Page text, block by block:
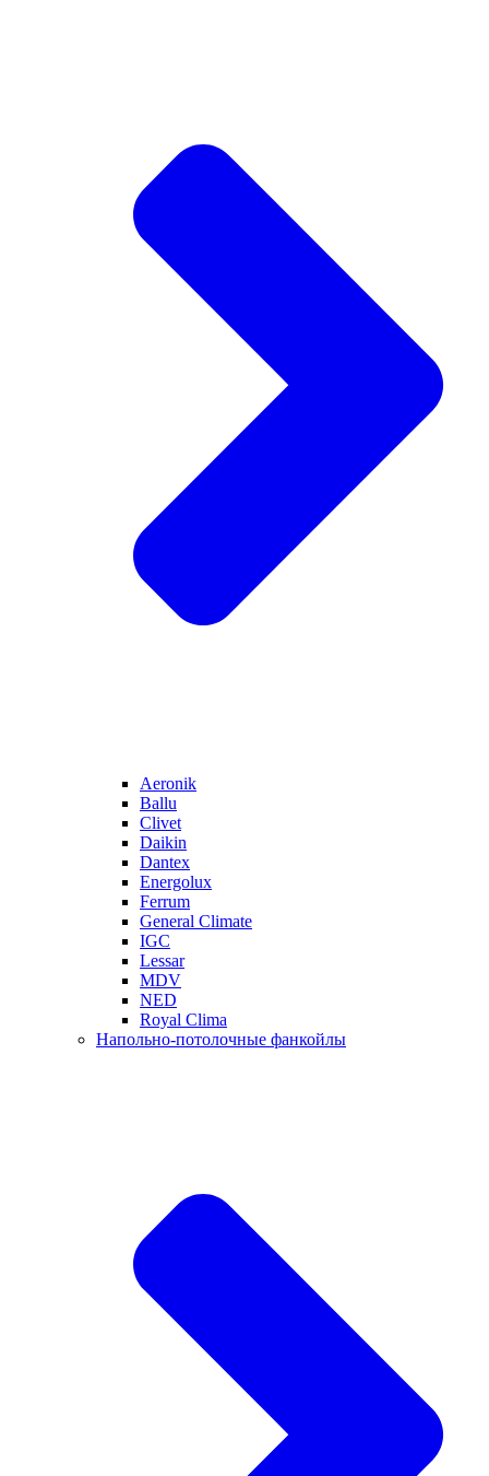
Aeronik
Ballu
Clivet
Daikin
Dantex
Energolux
Ferrum
General Climate
IGC
Lessar
MDV
NED
Royal Clima
Напольно-потолочные фанкойлы